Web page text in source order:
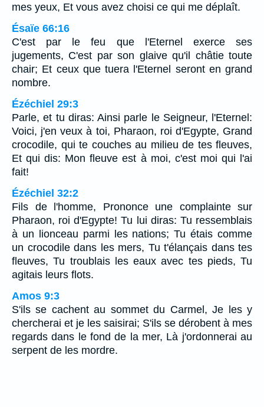
mes yeux, Et vous avez choisi ce qui me déplaît.
Ésaïe 66:16
C'est par le feu que l'Eternel exerce ses
jugements, C'est par son glaive qu'il châtie toute
chair; Et ceux que tuera l'Eternel seront en grand
nombre.
Ézéchiel 29:3
Parle, et tu diras: Ainsi parle le Seigneur, l'Eternel:
Voici, j'en veux à toi, Pharaon, roi d'Egypte, Grand
crocodile, qui te couches au milieu de tes fleuves,
Et qui dis: Mon fleuve est à moi, c'est moi qui l'ai
fait!
Ézéchiel 32:2
Fils de l'homme, Prononce une complainte sur
Pharaon, roi d'Egypte! Tu lui diras: Tu ressemblais
à un lionceau parmi les nations; Tu étais comme
un crocodile dans les mers, Tu t'élançais dans tes
fleuves, Tu troublais les eaux avec tes pieds, Tu
agitais leurs flots.
Amos 9:3
S'ils se cachent au sommet du Carmel, Je les y
chercherai et je les saisirai; S'ils se dérobent à mes
regards dans le fond de la mer, Là j'ordonnerai au
serpent de les mordre.